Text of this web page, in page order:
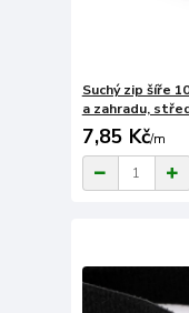
Suchý zip šíře
a zahradu,
7,85 Kč/m